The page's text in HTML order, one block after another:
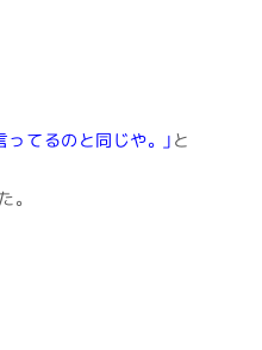
ってるのと同じや。」 と
。